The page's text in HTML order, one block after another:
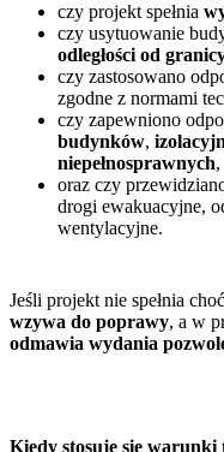
czy projekt spełnia
czy usytuowanie
odległości od
czy zastosowano
zgodne z normami
czy zapewniono
budynków,
niepełnosprawnych,
oraz czy
drogi ewakuacyjne,
wentylacyjne.
Jeśli projekt nie spełnia
wzywa do poprawy, a w
odmawia wydania
Kiedy stosuje się warunki